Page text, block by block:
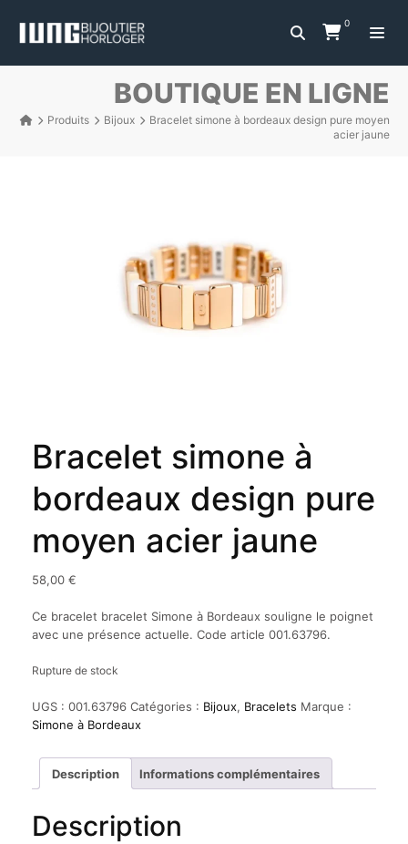
0
BOUTIQUE EN LIGNE
Produits Bijoux
Bracelet simone à bordeaux design pure moyen
acier jaune
Bracelet simone à
bordeaux design pure
moyen acier jaune
58,00 €
Ce bracelet bracelet Simone à Bordeaux souligne le poignet
avec une présence actuelle. Code article 001.63796.
Rupture de stock
UGS : 001.63796 Catégories : Bijoux, Bracelets Marque :
Simone à Bordeaux
Description Informations complémentaires
Description